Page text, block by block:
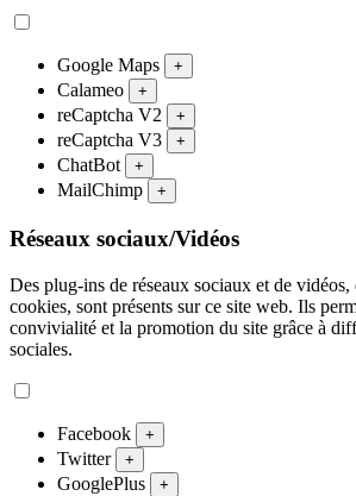
Google Maps +
Calameo +
reCaptcha V2 +
reCaptcha V3 +
ChatBot +
MailChimp +
Réseaux sociaux/Vidéos
Des plug-ins de réseaux sociaux et de
cookies, sont présents sur ce site web. Ils
convivialité et la promotion du site grâce à
sociales.
Facebook +
Twitter +
GooglePlus +